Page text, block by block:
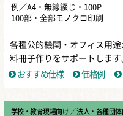
例／A4・無線綴じ・100P
100部・全部モノクロ印刷
各種公的機関・オフィス用
料冊子作りをサポートします
おすすめ仕様
価格例
学校・教育現場向け ／ 法人・各種団体